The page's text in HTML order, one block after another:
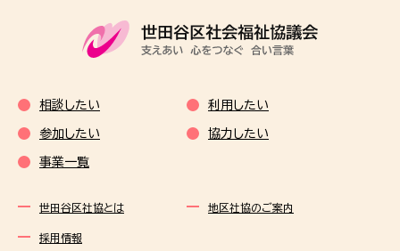
相談したい 利用したい
参加したい 協力したい
事業一覧
世田谷区社協とは 地区社協のご案内
採用情報